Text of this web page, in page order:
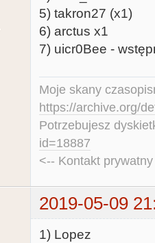
5) takron27 (x1)
6) arctus x1
7) uicr0Bee -
Moje skany
https://archive.org/
Potrzebujesz
id=18887
<-- Kontakt
2019-05-09
1) Lopez